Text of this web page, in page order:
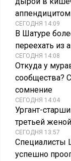
объяснил,
вера в Бога
Церкви
аппендицитом
СЕГОДНЯ 14:09
В Шатуре
переехать из
СЕГОДНЯ 14:08
Откуда у
сообщества?
сомнение
СЕГОДНЯ 14:04
Ургант-
третьей женой
СЕГОДНЯ 13:57
Специалисты
успешно